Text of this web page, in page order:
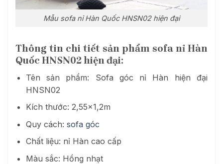
Mẫu sofa nỉ Hàn Quốc HNSN02 hiện đại
Thông tin chi tiết sản phẩm sofa nỉ Hàn
Quốc HNSN02 hiện đại:
Tên sản phẩm: Sofa góc nỉ Hàn hiện đại
HNSN02
Kích thước: 2,55×1,2m
Quy cách: sofa góc
Chất liệu: nỉ Hàn cao cấp
Màu sắc: Hồng nhạt